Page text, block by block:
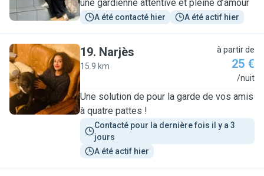
une gardienne attentive et pleine d’amour
A été contacté hier A été actif hier
N
19. Narjès
15.9 km
à partir de
25 €
/nuit
Une solution de pour la garde de vos amis
à quatre pattes !
Contacté pour la dernière fois il y a 3
jours
A été actif hier